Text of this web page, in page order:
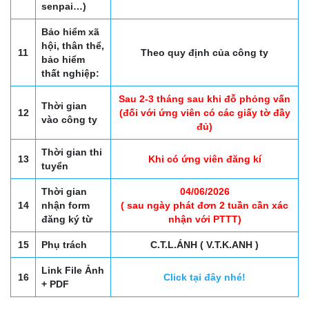
senpai…)
11
Bảo hiểm xã
hội, thân thể,
bảo hiểm
thất nghiệp:
Theo quy định của công ty
12
Thời gian
vào công ty
Sau 2-3 tháng sau khi đỗ phỏng vấn
(đối với ứng viên có các giấy tờ đầy
đủ)
13
Thời gian thi
tuyển
Khi có ứng viên đăng kí
14
Thời gian
nhận form
đăng ký từ
04/06/2026
( sau ngày phát đơn 2 tuần cần xác
nhận với PTTT)
15 Phụ trách C.T.L.ÁNH ( V.T.K.ANH )
16
Link File Ảnh
+ PDF
Click tại đây nhé!